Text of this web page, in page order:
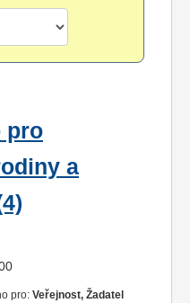
pro
a
pro: Veřejnost, Žadatel